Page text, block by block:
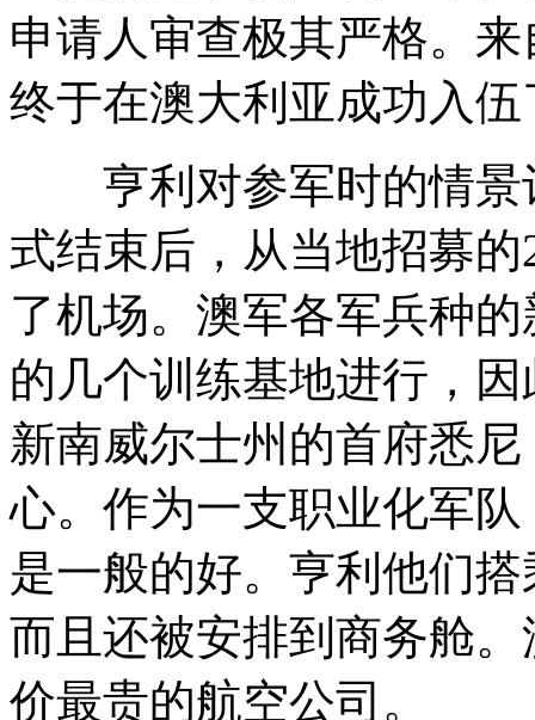
申请人审查极其严格。
终于在澳大利亚成功入伍
亨利对参军时的情景
式结束后，从当地招募
了机场。澳军各军兵种
的几个训练基地进行，
新南威尔士州的首府悉
心。作为一支职业化军
是一般的好。亨利他们
而且还被安排到商务舱
价最贵的航空公司。